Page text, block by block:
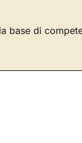
base di